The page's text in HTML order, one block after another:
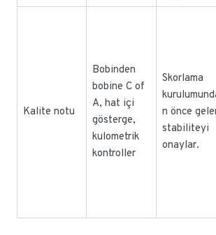
Kalite notu
Bobinden
bobine C of
A, hat içi
gösterge,
kulometrik
kontroller
Skorlama
n önce
stabiliteyi
onaylar.